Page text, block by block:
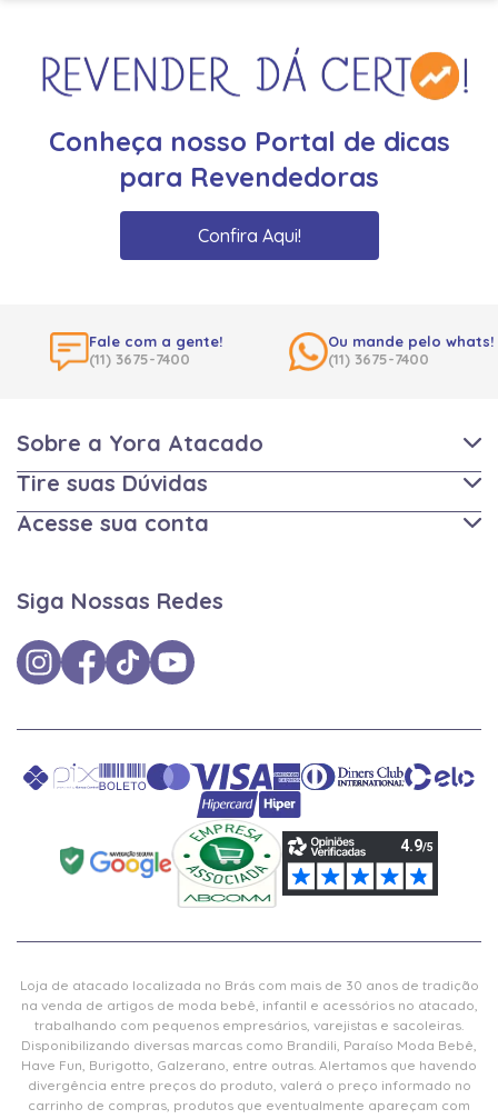
Conheça nosso Portal de dicas
para Revendedoras
Confira Aqui!
Fale com a gente!
(11) 3675-7400
Ou mande pelo whats!
(11) 3675-7400
Sobre a Yora Atacado
Tire suas Dúvidas
Acesse sua conta
Siga Nossas Redes
Loja de atacado localizada no Brás com mais de 30 anos de tradição
na venda de artigos de moda bebê, infantil e acessórios no atacado,
trabalhando com pequenos empresários, varejistas e sacoleiras.
Disponibilizando diversas marcas como Brandili, Paraíso Moda Bebê,
Have Fun, Burigotto, Galzerano, entre outras. Alertamos que havendo
divergência entre preços do produto, valerá o preço informado no
carrinho de compras, produtos que eventualmente apareçam com